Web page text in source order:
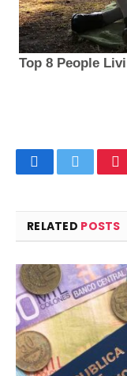
FacebookTwitter
RELATED POSTS